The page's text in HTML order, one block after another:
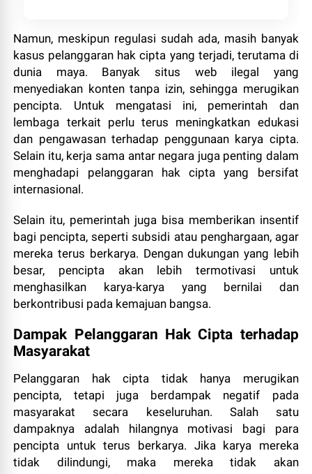
Namun, meskipun regulasi sudah ada, masih banyak
kasus pelanggaran hak cipta yang terjadi, terutama di
dunia maya. Banyak situs web ilegal yang
menyediakan konten tanpa izin, sehingga merugikan
pencipta. Untuk mengatasi ini, pemerintah dan
lembaga terkait perlu terus meningkatkan edukasi
dan pengawasan terhadap penggunaan karya cipta.
Selain itu, kerja sama antar negara juga penting dalam
menghadapi pelanggaran hak cipta yang bersifat
internasional.
Selain itu, pemerintah juga bisa memberikan insentif
bagi pencipta, seperti subsidi atau penghargaan, agar
mereka terus berkarya. Dengan dukungan yang lebih
besar, pencipta akan lebih termotivasi untuk
menghasilkan karya-karya yang bernilai dan
berkontribusi pada kemajuan bangsa.
Dampak Pelanggaran Hak Cipta terhadap
Masyarakat
Pelanggaran hak cipta tidak hanya merugikan
pencipta, tetapi juga berdampak negatif pada
masyarakat secara keseluruhan. Salah satu
dampaknya adalah hilangnya motivasi bagi para
pencipta untuk terus berkarya. Jika karya mereka
tidak dilindungi, maka mereka tidak akan